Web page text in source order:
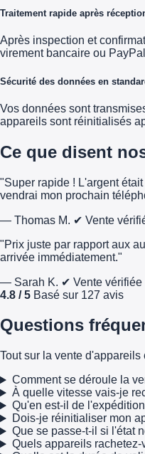
Traitement rapide après
Après inspection et
virement bancaire ou
Sécurité des données en
Vos données sont
appareils sont réinitialisés
Ce que disent
"Super rapide ! L'argent
vendrai mon prochain
— Thomas M. ✔ Vente
"Prix juste par rapport aux
arrivée immédiatement."
— Sarah K. ✔ Vente vérifiée
4.8 / 5 Basé sur 127 avis
Questions
Tout sur la vente
Comment se déroule la
À quelle vitesse vais-je
Qu'en est-il de
Dois-je réinitialiser mon
Que se passe-t-il si l'état
Quels appareils rachetez-